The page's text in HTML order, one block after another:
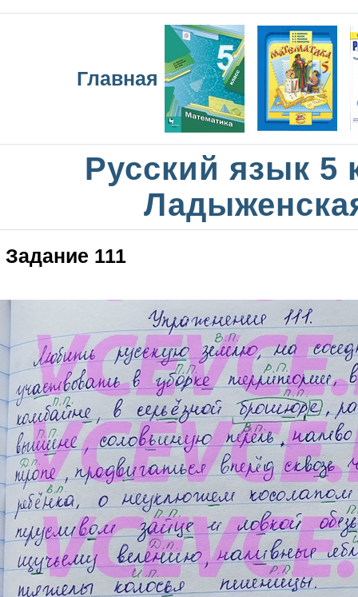
Главная
Русский язык 5
Задание 111